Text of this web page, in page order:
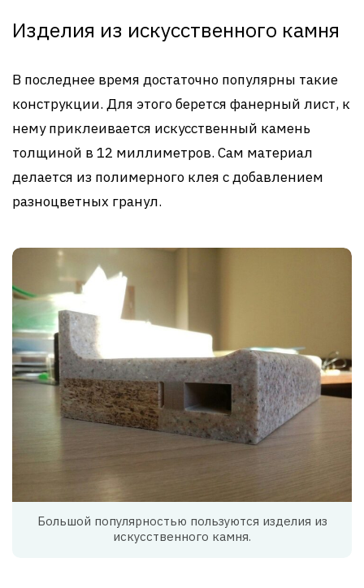
Изделия из искусственного камня
В последнее время достаточно популярны такие
конструкции. Для этого берется фанерный лист, к
нему приклеивается искусственный камень
толщиной в 12 миллиметров. Сам материал
делается из полимерного клея с добавлением
разноцветных гранул.
Большой популярностью пользуются изделия из
искусственного камня.